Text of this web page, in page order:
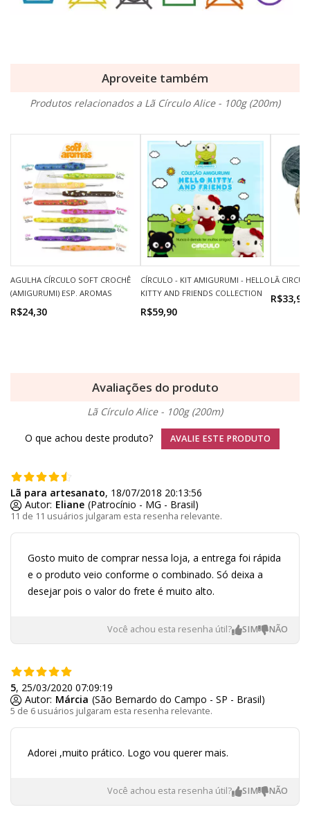
Aproveite também
Produtos relacionados a Lã Círculo Alice - 100g (200m)
AGULHA CÍRCULO SOFT CROCHÊ
(AMIGURUMI) ESP. AROMAS
R$24,30
CÍRCULO - KIT AMIGURUMI - HELLO
KITTY AND FRIENDS COLLECTION
R$59,90
LÃ
R$33,90
Avaliações do produto
Lã Círculo Alice - 100g (200m)
O que achou deste produto?
AVALIE ESTE PRODUTO
11 de 11 usuários julgaram esta resenha relevante.
Lã para artesanato, 18/07/2018 20:13:56
Autor: Eliane (Patrocínio - MG - Brasil)
Gosto muito de comprar nessa loja, a entrega foi rápida
e o produto veio conforme o combinado. Só deixa a
desejar pois o valor do frete é muito alto.
Você achou esta resenha útil?
5 de 6 usuários julgaram esta resenha relevante.
5, 25/03/2020 07:09:19
Autor: Márcia (São Bernardo do Campo - SP - Brasil)
Adorei ,muito prático. Logo vou querer mais.
Você achou esta resenha útil?